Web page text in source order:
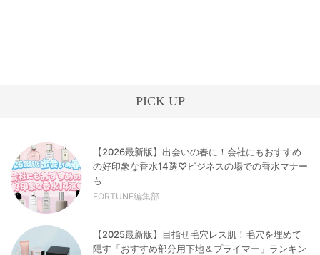
PICK UP
【2026最新版】出会いの春に！会社にもおすすめ
の好印象な香水14選♡ビジネスの場での香水マナー
も
FORTUNE編集部
【2025最新版】目指せ毛穴レス肌！毛穴を埋めて
隠す「おすすめ部分用下地＆プライマー」ランキン